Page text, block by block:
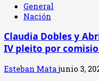
General
Nación
Claudia Dobles y
IV pleito por
Esteban Matajunio 3,